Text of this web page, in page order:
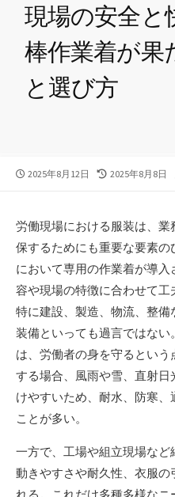
現場の安全と
棒作業着が果
と選び方
公
2025年8月12日
最
新
日
2025年8月8日
労働現場における服装は、
保するためにも重要な要素の
において専用の作業着が導
容や現場の特徴に合わせて工
特に建設、製造、物流、整
装備といっても過言ではな
は、労働者の身を守るとい
する場合、風雨や雪、直射
けやすいため、耐水、防寒
ことが多い。
一方で、工場や組立現場など
動きやすさや耐久性、衣服